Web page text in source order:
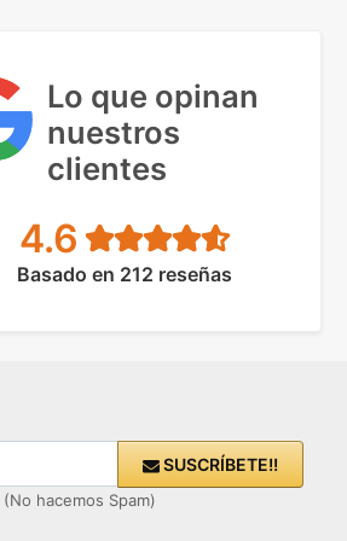
Lo que opinan
nuestros
clientes
4.6
Basado en 212 reseñas
SUSCRÍBETE!!
(No hacemos Spam)